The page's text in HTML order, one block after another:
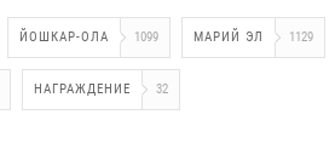
ЙОШКАР-ОЛА 1099 МАРИЙ ЭЛ 1129
НАГРАЖДЕНИЕ 32